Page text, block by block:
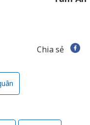
Chia sẻ